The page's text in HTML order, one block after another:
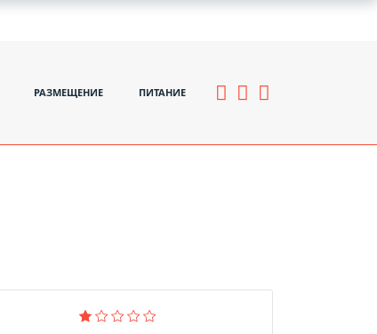
РАЗМЕЩЕНИЕ ПИТАНИЕ